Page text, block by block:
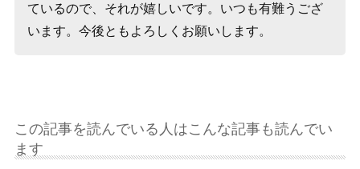
ているので、それが嬉しいです。いつも有難うござ
います。今後ともよろしくお願いします。
この記事を読んでいる人はこんな記事も読んでい
ます